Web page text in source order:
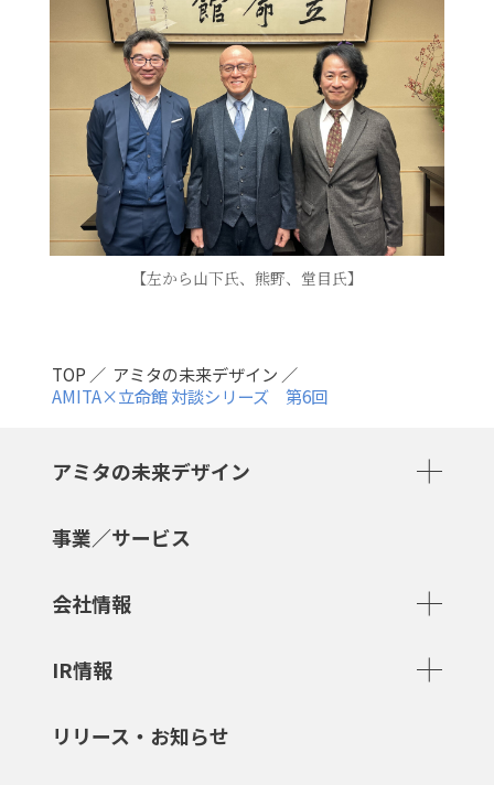
【左から山下氏、熊野、堂目氏】
TOP
アミタの未来デザイン
AMITA×立命館 対談シリーズ 第6回
アミタの未来デザイン
事業／サービス
会社情報
IR情報
リリース・お知らせ